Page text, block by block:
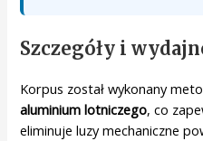
Szczegóły i
Korpus został wykonany
aluminium lotniczego, co
eliminuje luzy mechaniczne